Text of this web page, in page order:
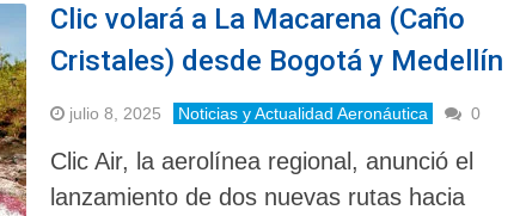
Clic volará a La Macarena (Caño
Cristales) desde Bogotá y Medellín
julio 8, 2025 Noticias y Actualidad Aeronáutica 0
Clic Air, la aerolínea regional, anunció el
lanzamiento de dos nuevas rutas hacia